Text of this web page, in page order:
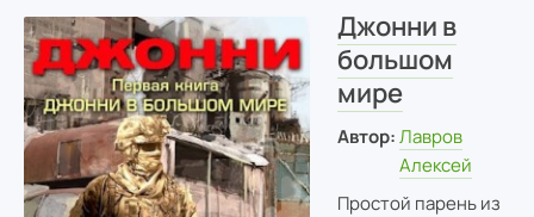
Джонни в
большом
мире
Автор: Лавров
Алексей
Простой парень из